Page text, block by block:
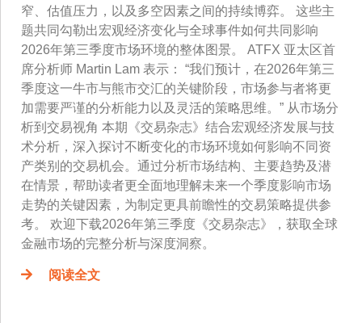
窄、估值压力，以及多空因素之间的持续博弈。 这些主
题共同勾勒出宏观经济变化与全球事件如何共同影响
2026年第三季度市场环境的整体图景。 ATFX 亚太区首
席分析师 Martin Lam 表示： “我们预计，在2026年第三
季度这一牛市与熊市交汇的关键阶段，市场参与者将更
加需要严谨的分析能力以及灵活的策略思维。” 从市场分
析到交易视角 本期《交易杂志》结合宏观经济发展与技
术分析，深入探讨不断变化的市场环境如何影响不同资
产类别的交易机会。通过分析市场结构、主要趋势及潜
在情景，帮助读者更全面地理解未来一个季度影响市场
走势的关键因素，为制定更具前瞻性的交易策略提供参
考。 欢迎下载2026年第三季度《交易杂志》，获取全球
金融市场的完整分析与深度洞察。
阅读全文